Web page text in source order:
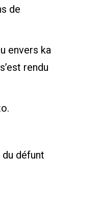
de
envers ka
rendu
défunt